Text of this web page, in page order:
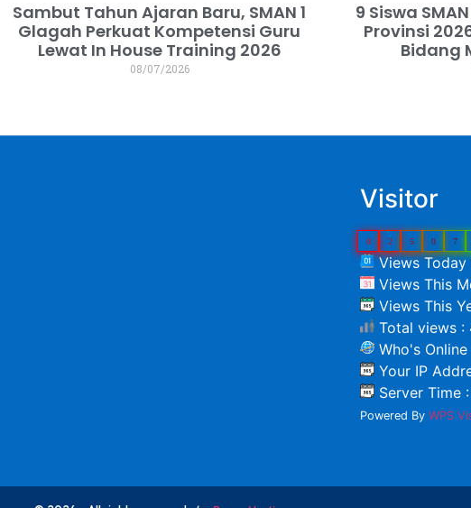
Sambut Tahun Ajaran Baru, SMAN 1
Glagah Perkuat Kompetensi Guru
Lewat In House Training 2026
08/07/2026
9 Siswa
Provinsi
Bidang
Visitor
0 2 5 0 7
Views Today
Views This
Views This
Total views :
Who's Online
Your IP
Server Time
Powered By WPS